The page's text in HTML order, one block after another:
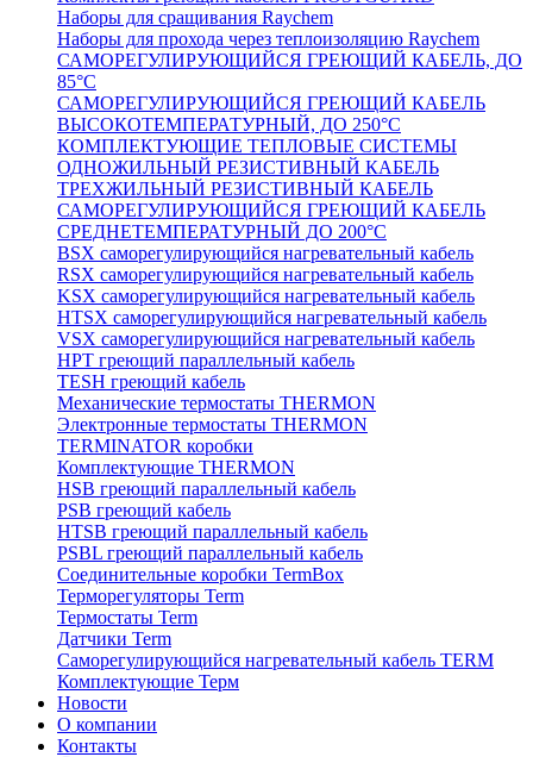
Наборы для сращивания Raychem
Наборы для прохода через теплоизоляцию Raychem
САМОРЕГУЛИРУЮЩИЙСЯ ГРЕЮЩИЙ КАБЕЛЬ, ДО
85°С
САМОРЕГУЛИРУЮЩИЙСЯ ГРЕЮЩИЙ КАБЕЛЬ
ВЫСОКОТЕМПЕРАТУРНЫЙ, ДО 250°С
КОМПЛЕКТУЮЩИЕ ТЕПЛОВЫЕ СИСТЕМЫ
ОДНОЖИЛЬНЫЙ РЕЗИСТИВНЫЙ КАБЕЛЬ
ТРЕХЖИЛЬНЫЙ РЕЗИСТИВНЫЙ КАБЕЛЬ
САМОРЕГУЛИРУЮЩИЙСЯ ГРЕЮЩИЙ КАБЕЛЬ
СРЕДНЕТЕМПЕРАТУРНЫЙ ДО 200°С
BSX саморегулирующийся нагревательный кабель
RSX саморегулирующийся нагревательный кабель
KSX саморегулирующийся нагревательный кабель
HTSX саморегулирующийся нагревательный кабель
VSX саморегулирующийся нагревательный кабель
НРТ греющий параллельный кабель
TESH греющий кабель
Механические термостаты THERMON
Электронные термостаты THERMON
TERMINATOR коробки
Комплектующие THERMON
HSB греющий параллельный кабель
PSB греющий кабель
HTSB греющий параллельный кабель
PSBL греющий параллельный кабель
Соединительные коробки TermBox
Терморегуляторы Term
Термостаты Term
Датчики Term
Саморегулирующийся нагревательный кабель TERM
Комплектующие Терм
Новости
О компании
Контакты